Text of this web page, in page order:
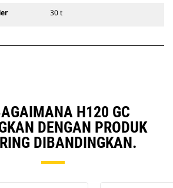
30 t
H120 GC
DENGAN PRODUK
DIBANDINGKAN.